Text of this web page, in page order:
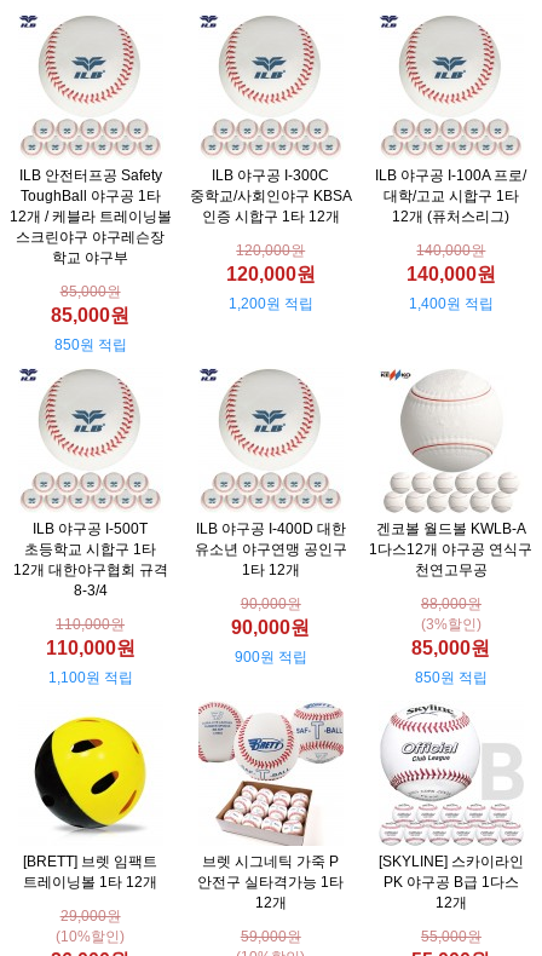
ILB 안전터프공 Safety
ToughBall 야구공 1타
12개 / 케블라 트레이닝볼
스크린야구 야구레슨장
학교 야구부
85,000원
85,000원
850원 적립
ILB 야구공 I-300C
중학교/사회인야구 KBSA
인증 시합구 1타 12개
120,000원
120,000원
1,200원 적립
ILB 야구공 I-100A 프로/
대학/고교 시합구 1타
12개 (퓨처스리그)
140,000원
140,000원
1,400원 적립
ILB 야구공 I-500T
초등학교 시합구 1타
12개 대한야구협회 규격
8-3/4
110,000원
110,000원
1,100원 적립
ILB 야구공 I-400D 대한
유소년 야구연맹 공인구
1타 12개
90,000원
90,000원
900원 적립
겐코볼 월드볼 KWLB-A
1다스12개 야구공 연식구
천연고무공
88,000원
(3%할인)
85,000원
850원 적립
[BRETT] 브렛 임팩트
트레이닝볼 1타 12개
29,000원
(10%할인)
브렛 시그네틱 가죽 P
안전구 실타격가능 1타
12개
59,000원
[SKYLINE] 스카이라인
PK 야구공 B급 1다스
12개
55,000원